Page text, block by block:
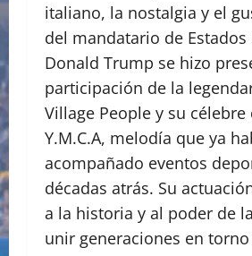
italiano, la nostalgia y el
del mandatario de Estados
Donald Trump se hizo
participación de la
Village People y su célebre
Y.M.C.A, melodía que ya
acompañado eventos
décadas atrás. Su
a la historia y al poder de
unir generaciones en